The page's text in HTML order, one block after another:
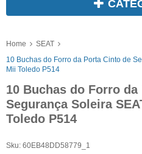
Home
SEAT
10 Buchas do Forro da Porta Cinto de
Mii Toledo P514
10 Buchas do Forro
Segurança Soleira
Toledo P514
Sku: 60EB48DD58779_1